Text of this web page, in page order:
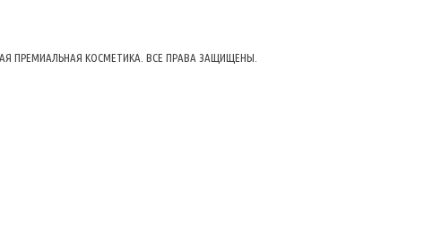
ПРЕМИАЛЬНАЯ КОСМЕТИКА. ВСЕ ПРАВА ЗАЩИЩЕНЫ.